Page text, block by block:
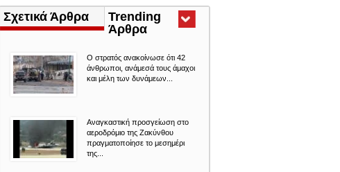
Σχετικά Άρθρα
Trending
Άρθρα(ενεργή
Ο στρατός ανακοίνωσε ότι 42
άνθρωποι, ανάμεσά τους άμαχοι
και μέλη των δυνάμεων...
Αναγκαστική προσγείωση στο
αεροδρόμιο της Ζακύνθου
πραγματοποίησε το μεσημέρι
της...